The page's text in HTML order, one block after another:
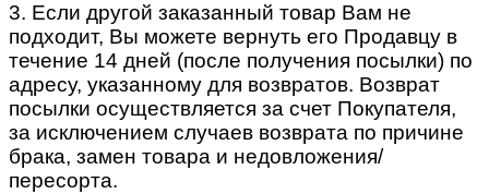
3. Если другой заказанный товар Вам не
подходит, Вы можете вернуть его Продавцу в
течение 14 дней (после получения посылки) по
адресу, указанному для возвратов. Возврат
посылки осуществляется за счет Покупателя,
за исключением случаев возврата по причине
брака, замен товара и недовложения/
пересорта.